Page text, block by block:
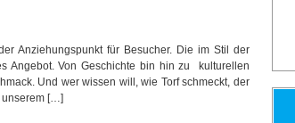
Anziehungspunkt für Besucher. Die im Stil der
Angebot. Von Geschichte bin hin zu kulturellen
Und wer wissen will, wie Torf schmeckt, der
unserem […]